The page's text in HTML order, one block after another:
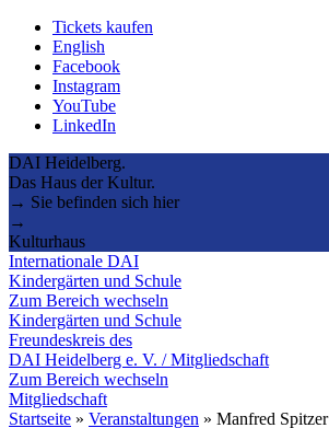
Tickets kaufen
English
Facebook
Instagram
YouTube
LinkedIn
DAI Heidelberg.
Das Haus der Kultur.
→ Sie befinden sich hier
→
Kulturhaus
Internationale DAI
Kindergärten und Schule
Zum Bereich wechseln
Kindergärten und Schule
Freundeskreis des
DAI Heidelberg e. V. / Mitgliedschaft
Zum Bereich wechseln
Mitgliedschaft
Startseite » Veranstaltungen » Manfred Spitzer